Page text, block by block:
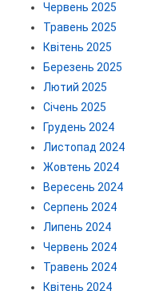
Червень 2025
Травень 2025
Квітень 2025
Березень 2025
Лютий 2025
Січень 2025
Грудень 2024
Листопад 2024
Жовтень 2024
Вересень 2024
Серпень 2024
Липень 2024
Червень 2024
Травень 2024
Квітень 2024